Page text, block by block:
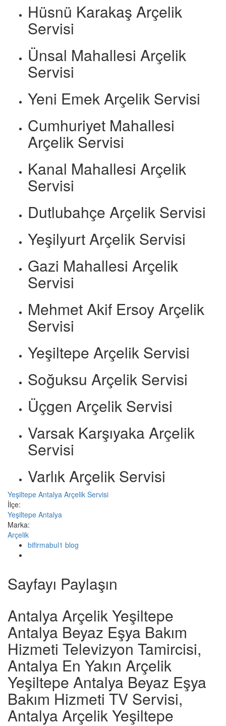
Hüsnü Karakaş Arçelik
Servisi
Ünsal Mahallesi Arçelik
Servisi
Yeni Emek Arçelik Servisi
Cumhuriyet Mahallesi
Arçelik Servisi
Kanal Mahallesi Arçelik
Servisi
Dutlubahçe Arçelik Servisi
Yeşilyurt Arçelik Servisi
Gazi Mahallesi Arçelik
Servisi
Mehmet Akif Ersoy Arçelik
Servisi
Yeşiltepe Arçelik Servisi
Soğuksu Arçelik Servisi
Üçgen Arçelik Servisi
Varsak Karşıyaka Arçelik
Servisi
Varlık Arçelik Servisi
Yeşiltepe Antalya Arçelik Servisi
İlçe:
Yeşiltepe Antalya
Marka:
Arçelik
bifirmabul1 blog
Sayfayı Paylaşın
Antalya Arçelik Yeşiltepe
Antalya Beyaz Eşya Bakım
Hizmeti Televizyon Tamircisi,
Antalya En Yakın Arçelik
Yeşiltepe Antalya Beyaz Eşya
Bakım Hizmeti TV Servisi,
Antalya Arçelik Yeşiltepe